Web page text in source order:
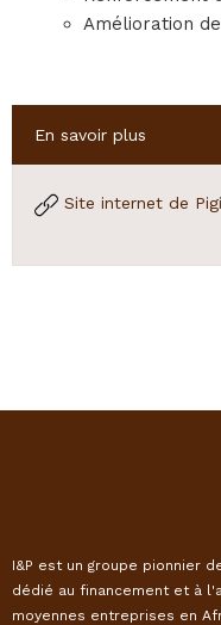
Amélioration
Hide
En savoir plus
Site internet de
I&P est un groupe pionnier
dédié au financement et à
moyennes entreprises en